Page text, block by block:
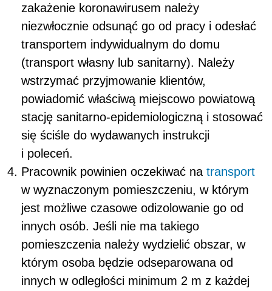
zakażenie koronawirusem należy
niezwłocznie odsunąć go od pracy i odesłać
transportem indywidualnym do domu
(transport własny lub sanitarny). Należy
wstrzymać przyjmowanie klientów,
powiadomić właściwą miejscowo powiatową
stację sanitarno-epidemiologiczną i stosować
się ściśle do wydawanych instrukcji
i poleceń.
Pracownik powinien oczekiwać na transport
w wyznaczonym pomieszczeniu, w którym
jest możliwe czasowe odizolowanie go od
innych osób. Jeśli nie ma takiego
pomieszczenia należy wydzielić obszar, w
którym osoba będzie odseparowana od
innych w odległości minimum 2 m z każdej